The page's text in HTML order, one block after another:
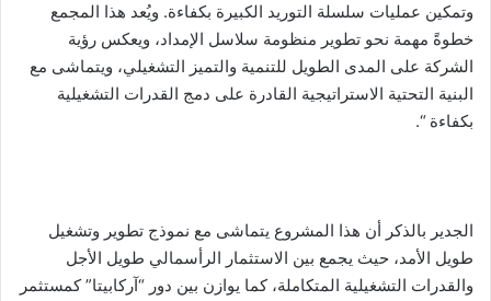
وتمكين عمليات سلسلة التوريد الكبيرة بكفاءة. ويُعد هذا المجمع
خطوةً مهمة نحو تطوير منظومة سلاسل الإمداد، ويعكس رؤية
الشركة على المدى الطويل للتنمية والتميز التشغيلي، ويتماشى مع
البنية التحتية الاستراتيجية القادرة على دمج القدرات التشغيلية
بكفاءة “.
الجدير بالذكر أن هذا المشروع يتماشى مع نموذج تطوير وتشغيل
طويل الأمد، حيث يجمع بين الاستثمار الرأسمالي طويل الأجل
والقدرات التشغيلية المتكاملة، كما يوازن بين دور “آركابيتا” كمستثمر